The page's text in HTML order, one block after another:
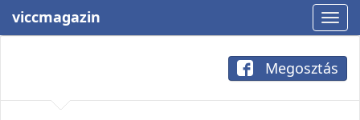
viccmagazin
Megosztás